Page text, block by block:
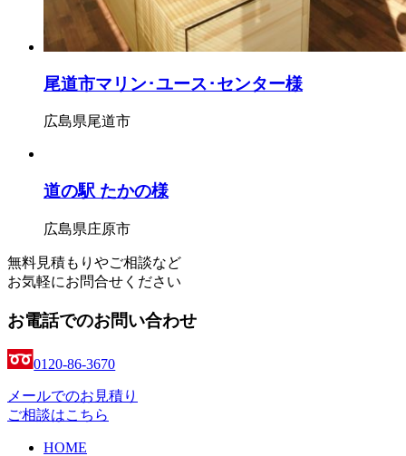
尾道市マリン･ユース･センター様
広島県尾道市
道の駅 たかの様
広島県庄原市
無料見積もりやご相談など
お気軽にお問合せください
お電話でのお問い合わせ
0120-86-3670
メールでのお見積り
ご相談はこちら
HOME